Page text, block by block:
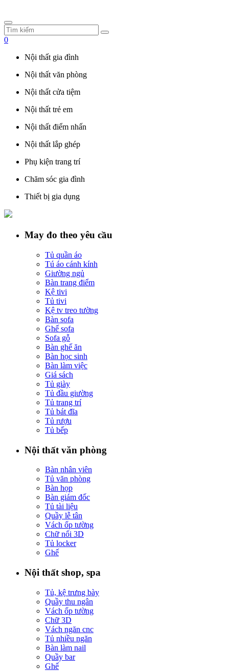
0
Nội thất gia đình
Nội thất văn phòng
Nội thất cửa tiệm
Nội thất trẻ em
Nội thất điểm nhấn
Nội thất lắp ghép
Phụ kiện trang trí
Chăm sóc gia đình
Thiết bị gia dụng
May đo theo yêu cầu
Tủ quần áo
Tú áo cánh kính
Giường ngủ
Bàn trang điểm
Kệ tivi
Tủ tivi
Kệ tv treo tường
Bàn sofa
Ghế sofa
Sofa gỗ
Bàn ghế ăn
Bàn học sinh
Bàn làm việc
Giá sách
Tủ giày
Tủ đầu giường
Tủ trang trí
Tủ bát đĩa
Tủ rượu
Tủ bếp
Nội thất văn phòng
Bàn nhân viên
Tủ văn phòng
Bàn họp
Bàn giám đốc
Tủ tài liệu
Quầy lễ tân
Vách ốp tường
Chữ nổi 3D
Tủ locker
Ghế
Nội thất shop, spa
Tủ, kệ trưng bày
Quầy thu ngân
Vách ốp tường
Chữ 3D
Vách ngăn cnc
Tủ nhiều ngăn
Bàn làm nail
Quầy bar
Ghế